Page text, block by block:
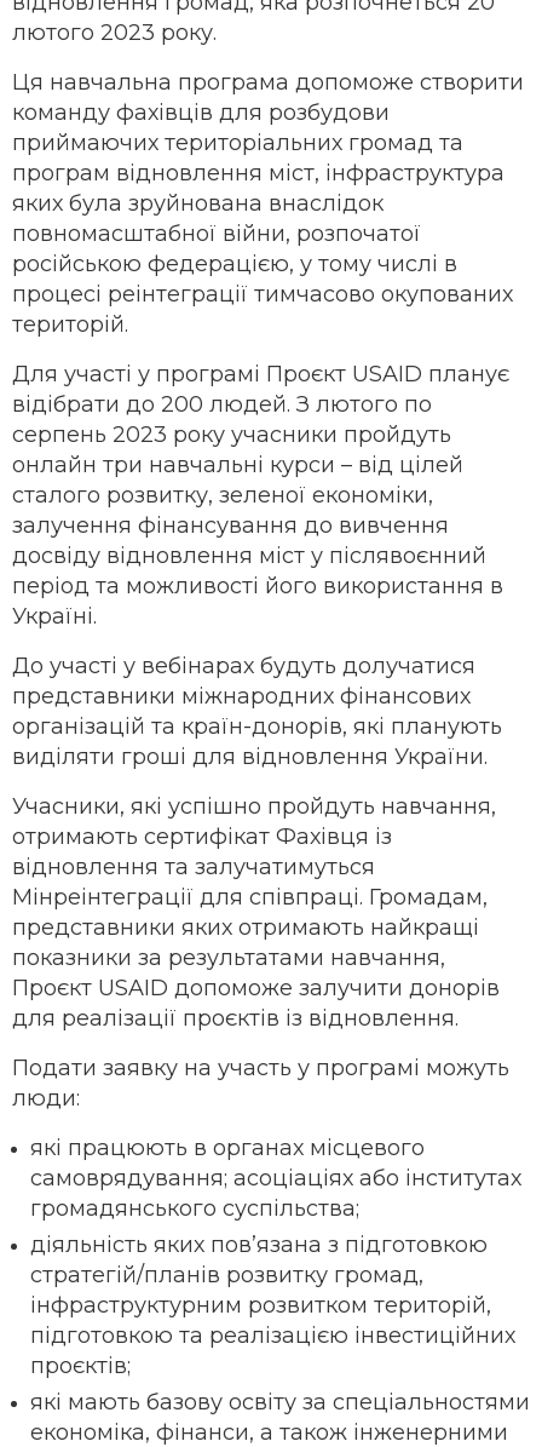
лютого 2023 року.
Ця навчальна програма допоможе створити
команду фахівців для розбудови
приймаючих територіальних громад та
програм відновлення міст, інфраструктура
яких була зруйнована внаслідок
повномасштабної війни, розпочатої
російською федерацією, у тому числі в
процесі реінтеграції тимчасово окупованих
територій.
Для участі у програмі Проєкт USAID планує
відібрати до 200 людей. З лютого по
серпень 2023 року учасники пройдуть
онлайн три навчальні курси – від цілей
сталого розвитку, зеленої економіки,
залучення фінансування до вивчення
досвіду відновлення міст у післявоєнний
період та можливості його використання в
Україні.
До участі у вебінарах будуть долучатися
представники міжнародних фінансових
організацій та країн-донорів, які планують
виділяти гроші для відновлення України.
Учасники, які успішно пройдуть навчання,
отримають сертифікат Фахівця із
відновлення та залучатимуться
Мінреінтеграції для співпраці. Громадам,
представники яких отримають найкращі
показники за результатами навчання,
Проєкт USAID допоможе залучити донорів
для реалізації проєктів із відновлення.
Подати заявку на участь у програмі можуть
люди:
які працюють в органах місцевого
самоврядування; асоціаціях або інститутах
громадянського суспільства;
діяльність яких пов’язана з підготовкою
стратегій/планів розвитку громад,
інфраструктурним розвитком територій,
підготовкою та реалізацією інвестиційних
проєктів;
які мають базову освіту за спеціальностями
економіка, фінанси, а також інженерними